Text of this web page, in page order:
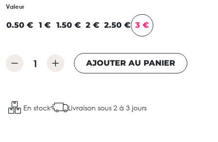
Valeur
0.50 € 1 € 1.50 € 2 € 2.50 € 3 €
AJOUTER AU PANIER
En stock Livraison sous 2 à 3 jours